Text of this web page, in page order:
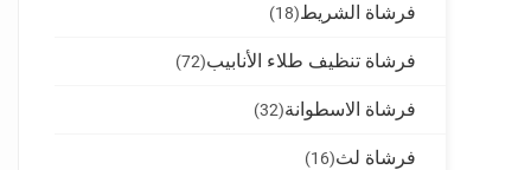
فرشاة الشريط(18)
فرشاة تنظيف طلاء الأنابيب(72)
فرشاة الاسطوانة(32)
فرشاة لث(16)